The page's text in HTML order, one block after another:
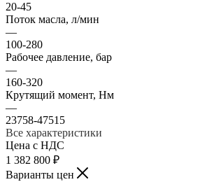
20-45
Поток масла, л/мин
—
100-280
Рабочее давление, бар
—
160-320
Крутящий момент, Нм
—
23758-47515
Все характеристики
Цена с НДС
1 382 800 ₽
Варианты цен